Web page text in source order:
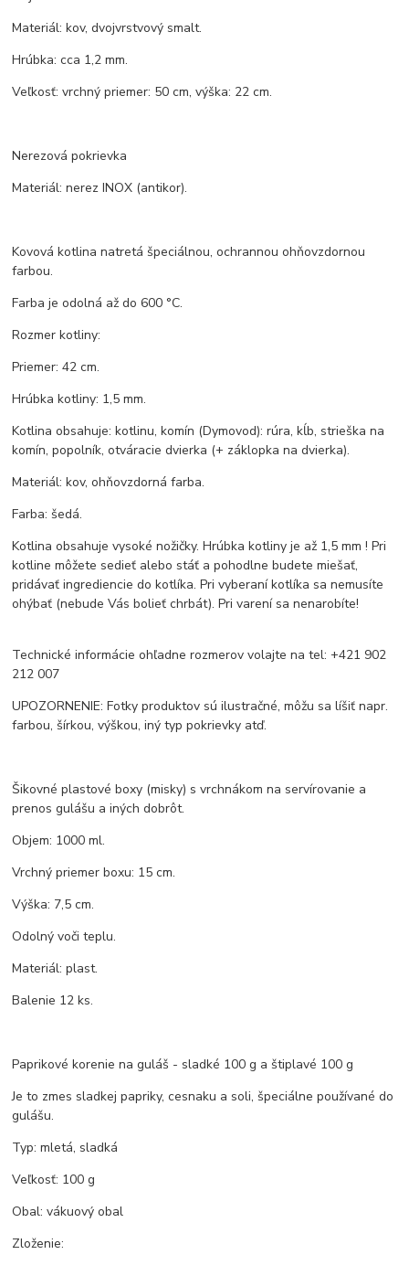
Materiál: kov, dvojvrstvový smalt.
Hrúbka: cca 1,2 mm.
Veľkosť: vrchný priemer: 50 cm, výška: 22 cm.
Nerezová pokrievka
Materiál: nerez INOX (antikor).
Kovová kotlina natretá špeciálnou, ochrannou ohňovzdornou
farbou.
Farba je odolná až do 600 °C.
Rozmer kotliny:
Priemer: 42 cm.
Hrúbka kotliny: 1,5 mm.
Kotlina obsahuje: kotlinu, komín (Dymovod): rúra, kĺb, strieška na
komín, popolník, otváracie dvierka (+ záklopka na dvierka).
Materiál: kov, ohňovzdorná farba.
Farba: šedá.
Kotlina obsahuje vysoké nožičky. Hrúbka kotliny je až 1,5 mm ! Pri
kotline môžete sedieť alebo stáť a pohodlne budete miešať,
pridávať ingrediencie do kotlíka. Pri vyberaní kotlíka sa nemusíte
ohýbať (nebude Vás bolieť chrbát). Pri varení sa nenarobíte!
Technické informácie ohľadne rozmerov volajte na tel: +421 902
212 007
UPOZORNENIE: Fotky produktov sú ilustračné, môžu sa líšiť napr.
farbou, šírkou, výškou, iný typ pokrievky atď.
Šikovné plastové boxy (misky) s vrchnákom na servírovanie a
prenos gulášu a iných dobrôt.
Objem: 1000 ml.
Vrchný priemer boxu: 15 cm.
Výška: 7,5 cm.
Odolný voči teplu.
Materiál: plast.
Balenie 12 ks.
Paprikové korenie na guláš - sladké 100 g a štiplavé 100 g
Je to zmes sladkej papriky, cesnaku a soli, špeciálne používané do
gulášu.
Typ: mletá, sladká
Veľkosť: 100 g
Obal: vákuový obal
Zloženie: